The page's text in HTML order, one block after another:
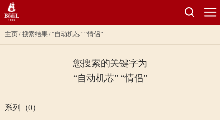
主页 搜索结果 “自动机芯” “情侣”
您搜索的关键字为
“自动机芯” “情侣”
系列（0）